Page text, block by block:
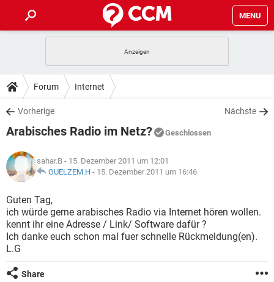
MENU
ANDROID
WINDOWS 10
WHATSAPP TIKTOK
FACEBOOK
TIPPS & TRICKS
SPIELE
WHATSAPP TIKTOK
FACEBOOK
DOWNLOADS
SPIELE STREAMING
ANDROID
WINDOWS 10 INSTAGRAM
WHATSAPP
FACEBOOK HARDWARE
SPIELE STREAMING
ANDROID
WINDOWS 10
WHATSAPP TIKTOK
FACEBOOK
LEXIKON
SPIELE
ANDROID IOS
WINDOWS 10 INSTAGRAM
FACEBOOK
Forum Internet
Vorherige Nächste
Arabisches Radio im Netz? Geschlossen
sahar.B - 15. Dezember 2011 um 12:01
GUELZEM.H - 15. Dezember 2011 um 16:46
Guten Tag,
ich würde gerne arabisches Radio via Internet hören wollen.
kennt ihr eine Adresse / Link/ Software dafür ?
Ich danke euch schon mal fuer schnelle Rückmeldung(en).
L.G
Share